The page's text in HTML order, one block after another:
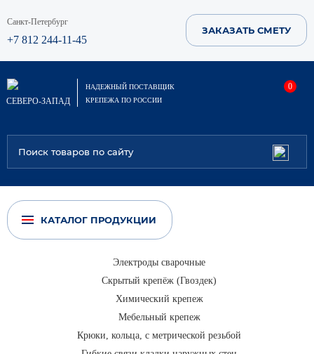
Санкт-Петербург
+7 812 244-11-45
ЗАКАЗАТЬ СМЕТУ
СЕВЕРО-ЗАПАД
НАДЕЖНЫЙ ПОСТАВЩИК
КРЕПЕЖА ПО РОССИИ
0
КАТАЛОГ ПРОДУКЦИИ
Электроды сварочные
Скрытый крепёж (Гвоздек)
Химический крепеж
Мебельный крепеж
Крюки, кольца, с метрической резьбой